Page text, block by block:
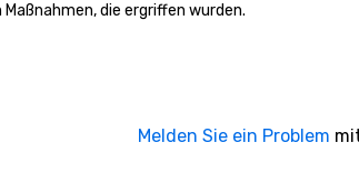
Maßnahmen, die ergriffen wurden.
Melden Sie ein Problem